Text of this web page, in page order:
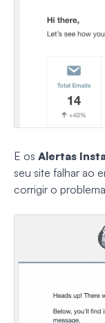
E os Alertas
seu site falhar ao
corrigir o